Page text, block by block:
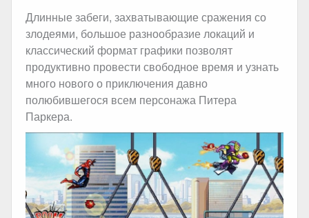
Длинные забеги, захватывающие сражения со
злодеями, большое разнообразие локаций и
классический формат графики позволят
продуктивно провести свободное время и узнать
много нового о приключения давно
полюбившегося всем персонажа Питера
Паркера.